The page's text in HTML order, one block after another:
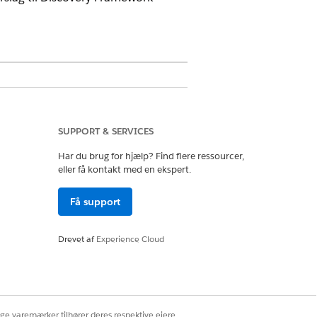
derefter påOpret
SUPPORT & SERVICES
Har du brug for hjælp? Find flere ressourcer,
eller få kontakt med en ekspert.
Få support
Drevet afExperience Cloud
varemærker tilhører deres respektive ejere.